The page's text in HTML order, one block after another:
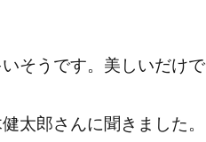
そうです。美しいだけで
太郎さんに聞きました。